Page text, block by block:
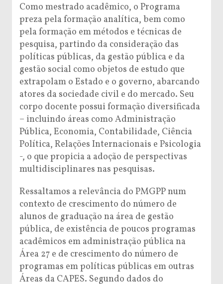
Como mestrado acadêmico, o Programa
preza pela formação analítica, bem como
pela formação em métodos e técnicas de
pesquisa, partindo da consideração das
políticas públicas, da gestão pública e da
gestão social como objetos de estudo que
extrapolam o Estado e o governo, abarcando
atores da sociedade civil e do mercado. Seu
corpo docente possui formação diversificada
– incluindo áreas como Administração
Pública, Economia, Contabilidade, Ciência
Política, Relações Internacionais e Psicologia
-, o que propicia a adoção de perspectivas
multidisciplinares nas pesquisas.
Ressaltamos a relevância do PMGPP num
contexto de crescimento do número de
alunos de graduação na área de gestão
pública, de existência de poucos programas
acadêmicos em administração pública na
Área 27 e de crescimento do número de
programas em políticas públicas em outras
Áreas da CAPES. Segundo dados do